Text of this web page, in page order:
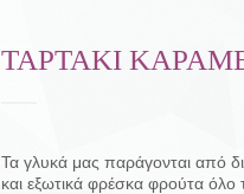
ΤΑΡΤΆΚΙ
Τα γλυκά μας παράγονται από
και εξωτικά φρέσκα φρούτα